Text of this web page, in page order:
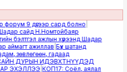
9 дүгээр сард болно|
сайд Н.Номтойбаяр
бэлтгэл ажлын хүрээнд Шадар
ажиллав|Бүх шатанд
зөвлөгөөн, гадаад
ДУРЫН ИДЭВХТНҮҮДЭД
ЭХЭЛЛЭЭ|КОП17: Соёл, аялал